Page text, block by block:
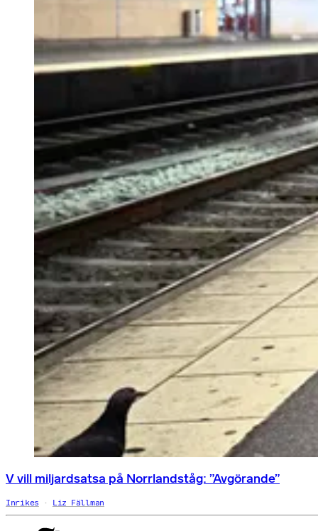
V vill miljardsatsa på Norrlandståg: ”Avgörande”
Inrikes Liz Fällman